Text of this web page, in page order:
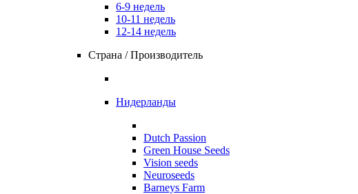
6-9 недель
10-11 недель
12-14 недель
Страна / Производитель
Нидерланды
Dutch Passion
Green House Seeds
Vision seeds
Neuroseeds
Barneys Farm